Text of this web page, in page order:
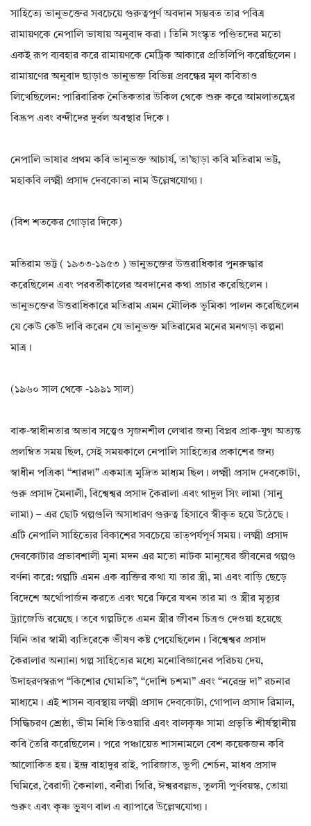
সাহিত্যে ভানুভক্তের সবচেয়ে গুরুত্বপূর্ণ অবদান সম্ভবত তার পবিত্র
রামায়ণকে নেপালি ভাষায় অনুবাদ করা। তিনি সংস্কৃত পণ্ডিতদের মতো
একই রূপ ব্যবহার করে রামায়ণকে মেট্রিক আকারে প্রতিলিপি করেছিলেন।
রামায়ণের অনুবাদ ছাড়াও ভানুভক্ত বিভিন্ন প্রবন্ধের মূল কবিতাও
লিখেছিলেন: পারিবারিক নৈতিকতার উকিল থেকে শুরু করে আমলাতন্ত্রের
বিদ্রূপ এবং বন্দীদের দুর্বল অবস্থার দিকে।
নেপালি ভাষার প্রথম কবি ভানুভক্ত আচার্য, তা’ছাড়া কবি মতিরাম ভট্ট,
মহাকবি লক্ষ্মী প্রসাদ দেবকোতা নাম উল্লেখযোগ্য।
(বিশ শতকের গোড়ার দিকে)
মতিরাম ভট্ট ( ১৯৩৩-১৯৫৩ ) ভানুভক্তের উত্তরাধিকার পুনরুদ্ধার
করেছিলেন এবং পরবর্তীকালের অবদানের কথা প্রচার করেছিলেন।
ভানুভক্তের উত্তরাধিকারে মতিরাম এমন মৌলিক ভূমিকা পালন করেছিলেন
যে কেউ কেউ দাবি করেন যে ভানুভক্ত মতিরামের মনের মনগড়া কল্পনা
মাত্র।
(১৯৬০ সাল থেকে -১৯৯১ সাল)
বাক-স্বাধীনতার অভাব সত্ত্বেও সৃজনশীল লেখার জন্য বিপ্লব প্রাক-যুগ অত্যন্ত
প্রলম্বিত সময় ছিল, সেই সময়কালে নেপালি সাহিত্যের প্রকাশের জন্য
স্বাধীন পত্রিকা “শারদা” একমাত্র মুদ্রিত মাধ্যম ছিল। লক্ষ্মী প্রসাদ দেবকোটা,
গুরু প্রসাদ মৈনালী, বিশ্বেশ্বর প্রসাদ কৈরালা এবং গাদুল সিং লামা (সানু
লামা) – এর ছোট গল্পগুলি অসাধারণ গুরুত্ব হিসাবে স্বীকৃত হয়ে উঠেছে।
এটি নেপালি সাহিত্যের বিকাশের সবচেয়ে তাত্পর্যপূর্ণ সময়। লক্ষ্মী প্রসাদ
দেবকোটার প্রভাবশালী মুনা মদন এর মতো নাটক মানুষের জীবনের গল্পগু
বর্ণনা করে: গল্পটি এমন এক ব্যক্তির কথা যা তার স্ত্রী, মা এবং বাড়ি ছেড়ে
বিদেশে অর্থোপার্জন করতে এবং ঘরে ফিরে যখন তার মা ও স্ত্রীর মৃত্যুর
ট্র্যাজেডি রয়েছে। তবে গল্পটিতে এমন স্ত্রীর জীবন চিত্রও দেওয়া হয়েছে
যিনি তার স্বামী ব্যতিরেকে ভীষণ কষ্ট পেয়েছিলেন। বিশ্বেশ্বর প্রসাদ
কৈরালার অন্যান্য গল্প সাহিত্যের মধ্যে মনোবিজ্ঞানের পরিচয় দেয়,
উদাহরণস্বরূপ “কিশোর ঘোমতি”, “দোশি চশমা” এবং “নরেন্দ্র দা” রচনার
মাধ্যমে। এই শাসন ব্যবস্থায় লক্ষ্মী প্রসাদ দেবকোটা, গোপাল প্রসাদ রিমাল,
সিদ্ধিচরণ শ্রেষ্ঠা, ভীম নিধি তিওয়ারি এবং বালকৃষ্ণ সামা প্রভৃতি শীর্ষস্থানীয়
কবি তৈরি করেছিলেন। পরে পঞ্চায়েত শাসনামলে বেশ কয়েকজন কবি
আলোকিত হয়। ইন্দ্র বাহাদুর রাই, পারিজাত, ভুপী শের্চন, মাধব প্রসাদ
ঘিমিরে, বৈরাগী কৈনালা, বনীরা গিরি, ঈশ্বরবল্লভ, তুলসী পুর্ণবয়স্ক, তোয়া
গুরুং এবং কৃষ্ণ ভূূূষণ বাল এ ব্যাপারে উল্লেখযোগ্য।